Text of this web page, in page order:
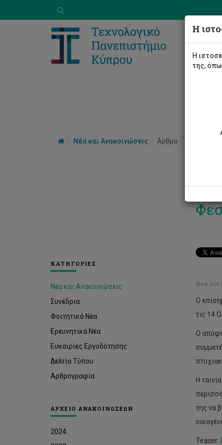
Νέα και Ανακοινώσεις Άρθρο
ΚΑΤΗΓΟΡΙΕΣ
Νέα και Ανακοινώσεις
Συνέδρια
Φοιτητικά Νέα
Ερευνητικά Νέα
Ευκαιρίες Εργοδότησης
Δελτία Τύπου
Αρθρογραφία
ΑΡΧΕΙΟ ΑΝΑΚΟΙΝΩΣΕΩΝ
2024
Wed Oct
Ο
τις 14
Ο
Η
της να
Teaser:
Η
Η
της,